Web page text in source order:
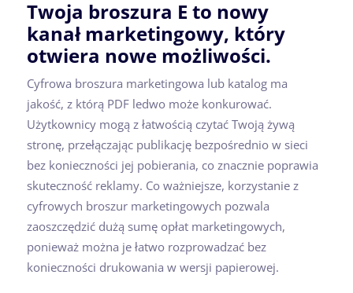
Twoja broszura E to nowy
kanał marketingowy, który
otwiera nowe możliwości.
Cyfrowa broszura marketingowa lub katalog ma
jakość, z którą PDF ledwo może konkurować.
Użytkownicy mogą z łatwością czytać Twoją żywą
stronę, przełączając publikację bezpośrednio w sieci
bez konieczności jej pobierania, co znacznie poprawia
skuteczność reklamy. Co ważniejsze, korzystanie z
cyfrowych broszur marketingowych pozwala
zaoszczędzić dużą sumę opłat marketingowych,
ponieważ można je łatwo rozprowadzać bez
konieczności drukowania w wersji papierowej.